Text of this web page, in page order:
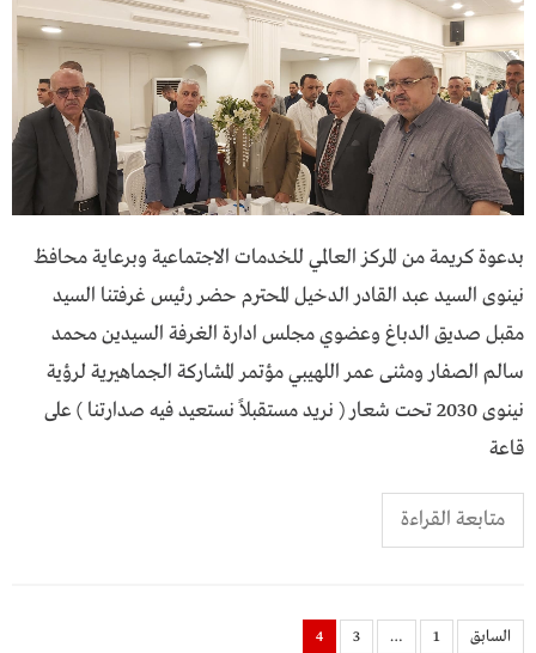
بدعوة كريمة من المركز العالمي للخدمات الاجتماعية وبرعاية محافظ
نينوى السيد عبد القادر الدخيل المحترم حضر رئيس غرفتنا السيد
مقبل صديق الدباغ وعضوي مجلس ادارة الغرفة السيدين محمد
سالم الصفار ومثنى عمر اللهيبي مؤتمر المشاركة الجماهيرية لرؤية
نينوى 2030 تحت شعار ( نريد مستقبلاً نستعيد فيه صدارتنا ) على
قاعة
متابعة القراءة
تصفّح
السابق 1
…
3
4